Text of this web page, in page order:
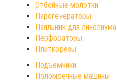
Отбойные молотки
Парогенераторы
Паяльник для линолиума
Перфораторы
Плиткорезы
Подъемники
Поломоечные машины